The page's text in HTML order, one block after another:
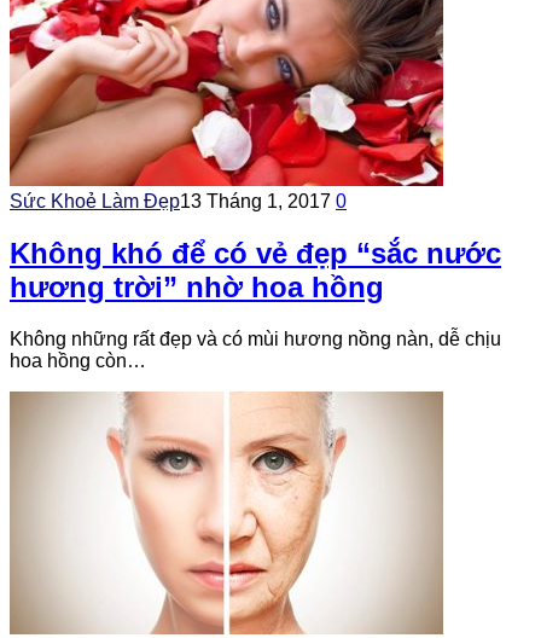
Sức Khoẻ Làm Đẹp13 Tháng 1, 2017 0
Không khó để có vẻ đẹp “sắc nước
hương trời” nhờ hoa hồng
Không những rất đẹp và có mùi hương nồng nàn, dễ chịu
hoa hồng còn…